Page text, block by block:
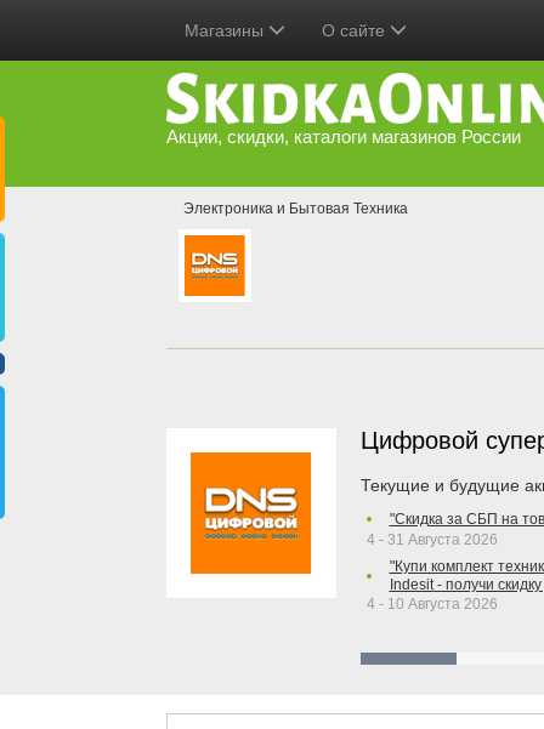
Магазины О сайте
Акции, скидки, каталоги магазинов России
Электроника и Бытовая Техника
Цифровой
Текущие и будущие
"Скидка за СБП на
4 - 31 Августа 2026
"Купи комплект
Indesit - получи
4 - 10 Августа 2026